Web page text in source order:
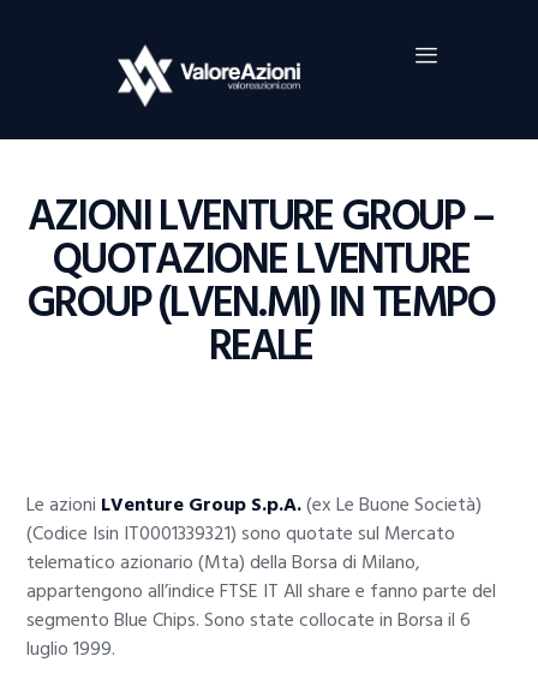
AZIONI LVENTURE GROUP –
QUOTAZIONE LVENTURE
GROUP (LVEN.MI) IN TEMPO
REALE
Home
Investimenti
Borsa
Guide Al Trading
Criptovalute
Le azioni LVenture Group S.p.A.(ex Le Buone Società)
(Codice Isin IT0001339321) sono quotate sul Mercato
telematico azionario (Mta) della Borsa di Milano,
appartengono all’indice FTSE IT All share e fanno parte del
segmento Blue Chips. Sono state collocate in Borsa il 6
luglio 1999.